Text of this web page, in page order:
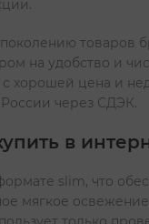
товаров
на удобство и
хорошей цена и
через СДЭК.
в
slim, что
мягкое